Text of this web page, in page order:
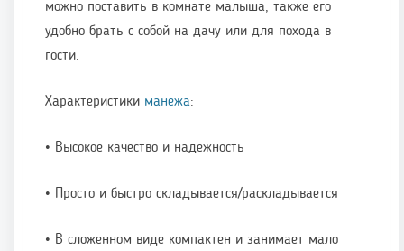
можно поставить в комнате малыша, также его
удобно брать с собой на дачу или для похода в
гости.
Характеристики манежа:
• Высокое качество и надежность
• Просто и быстро складывается/раскладывается
• В сложенном виде компактен и занимает мало